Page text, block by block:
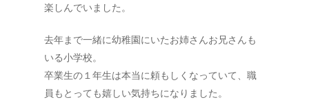
楽しんでいました。
去年まで一緒に幼稚園にいたお姉さんお兄さんも
いる小学校。
卒業生の１年生は本当に頼もしくなっていて、職
員もとっても嬉しい気持ちになりました。